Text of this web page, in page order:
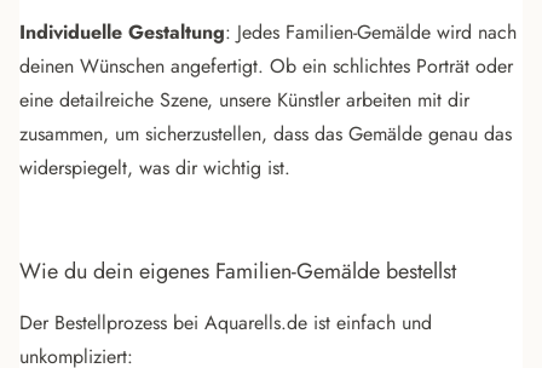
Individuelle Gestaltung: Jedes Familien-Gemälde wird nach
deinen Wünschen angefertigt. Ob ein schlichtes Porträt oder
eine detailreiche Szene, unsere Künstler arbeiten mit dir
zusammen, um sicherzustellen, dass das Gemälde genau das
widerspiegelt, was dir wichtig ist.
Wie du dein eigenes Familien-Gemälde bestellst
Der Bestellprozess bei Aquarells.de ist einfach und
unkompliziert: